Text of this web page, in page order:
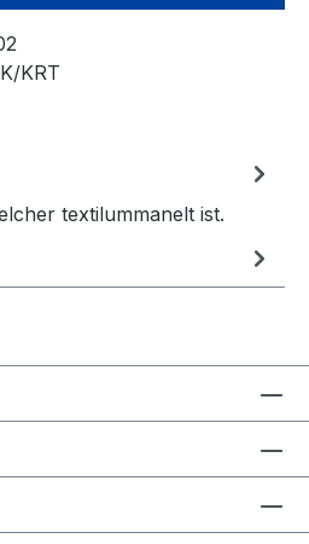
KRT
textilummanelt ist.